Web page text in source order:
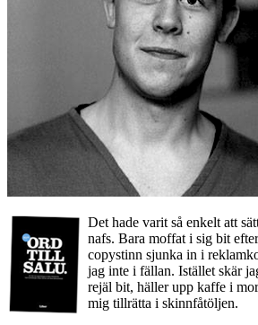
Det hade varit så enkelt att
nafs. Bara moffat i sig bit
copystinn sjunka in i
jag inte i fällan. Istället skär
rejäl bit, häller upp kaffe i
mig tillrätta i skinnfåtöljen.